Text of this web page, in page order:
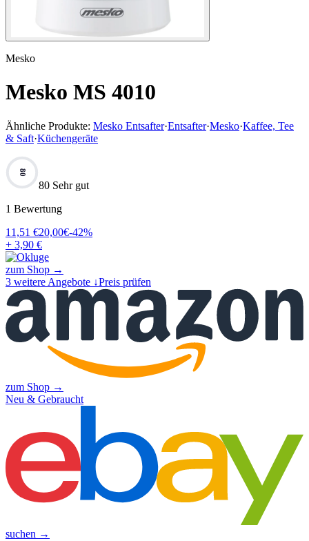
Mesko
Mesko MS 4010
Ähnliche Produkte: Mesko Entsafter·Entsafter·Mesko·Kaffee, Tee
& Saft·Küchengeräte
80
80 Sehr gut
1 Bewertung
11,51 €20,00€-42%
+ 3,90 €
zum Shop →
3 weitere Angebote ↓Preis prüfen
zum Shop →
Neu & Gebraucht
suchen →